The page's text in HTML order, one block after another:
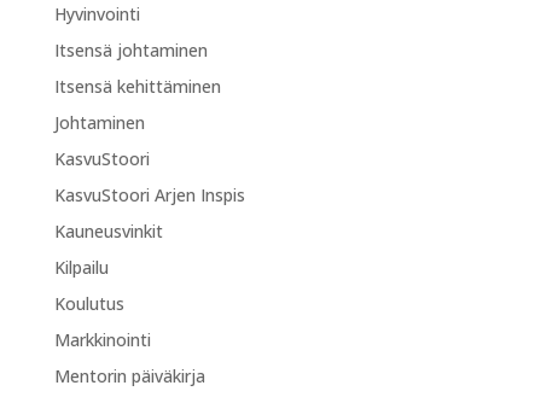
Hyvinvointi
Itsensä johtaminen
Itsensä kehittäminen
Johtaminen
KasvuStoori
KasvuStoori Arjen Inspis
Kauneusvinkit
Kilpailu
Koulutus
Markkinointi
Mentorin päiväkirja